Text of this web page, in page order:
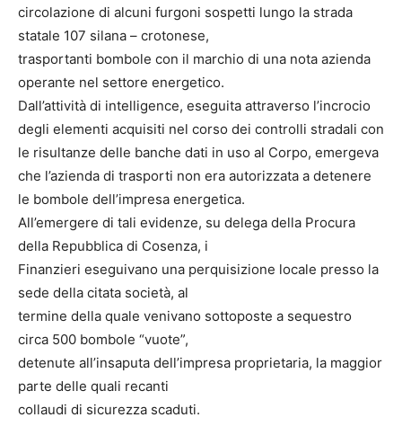
circolazione di alcuni furgoni sospetti lungo la strada
statale 107 silana – crotonese,
trasportanti bombole con il marchio di una nota azienda
operante nel settore energetico.
Dall’attività di intelligence, eseguita attraverso l’incrocio
degli elementi acquisiti nel corso dei controlli stradali con
le risultanze delle banche dati in uso al Corpo, emergeva
che l’azienda di trasporti non era autorizzata a detenere
le bombole dell’impresa energetica.
All’emergere di tali evidenze, su delega della Procura
della Repubblica di Cosenza, i
Finanzieri eseguivano una perquisizione locale presso la
sede della citata società, al
termine della quale venivano sottoposte a sequestro
circa 500 bombole “vuote”,
detenute all’insaputa dell’impresa proprietaria, la maggior
parte delle quali recanti
collaudi di sicurezza scaduti.